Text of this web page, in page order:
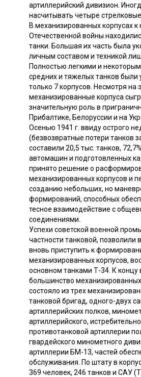
артиллерийский дивизион.
насчитывать четыре
В механизированных корпусах к
Отечественной войны
танки. Большая их часть была
личным составом и техникой
Полностью легкими и
средних и тяжелых танков были
только 7 корпусов. Несмотря на
механизированные корпуса
значительную роль в
Прибалтике, Белоруссии и на
Осенью 1941 г. ввиду острого
(безвозвратные потери танков
составили 20,5 тыс. танков,
автомашин и подготовленных
принято решение о
механизированных корпусов и
созданию небольших, но
формирований, способных
тесное взаимодействие с
соединениями.
Успехи советской военной
частности танковой, позволили
вновь приступить к
механизированных корпусов,
основном танками Т-34. К концу
большинство
состояло из трех
танковой бригад, одного-двух
артиллерийских полков,
артиллерийского,
противотанковой артиллерии
гвардейского минометного
артиллерии БМ-13, частей
обслуживания. По штату в
369 человек, 246 танков и САУ